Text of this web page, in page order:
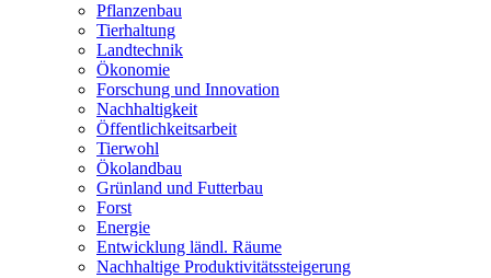
Pflanzenbau
Tierhaltung
Landtechnik
Ökonomie
Forschung und Innovation
Nachhaltigkeit
Öffentlichkeitsarbeit
Tierwohl
Ökolandbau
Grünland und Futterbau
Forst
Energie
Entwicklung ländl. Räume
Nachhaltige Produktivitätssteigerung